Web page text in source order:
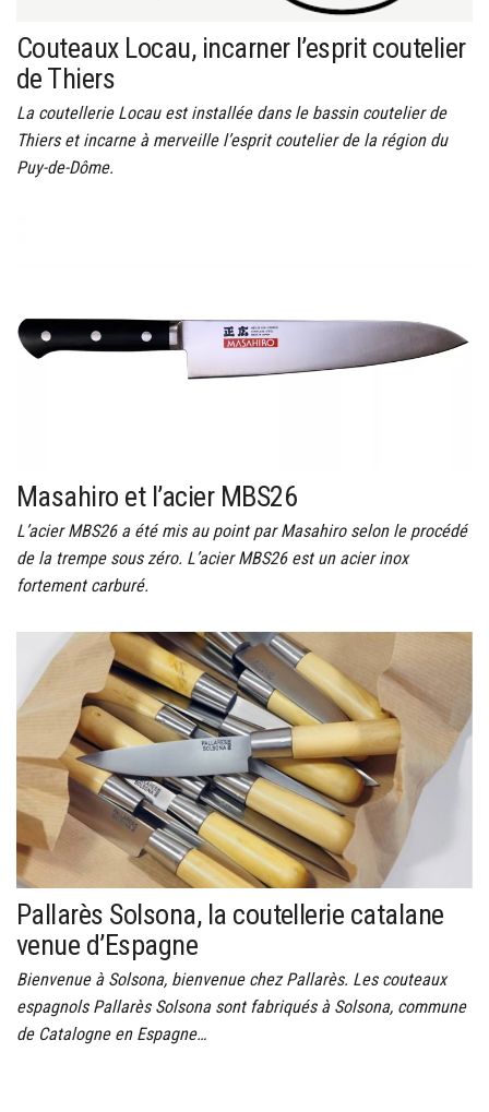
Couteaux Locau, incarner l’esprit coutelier
de Thiers
La coutellerie Locau est installée dans le bassin coutelier de
Thiers et incarne à merveille l’esprit coutelier de la région du
Puy-de-Dôme.
Masahiro et l’acier MBS26
L’acier MBS26 a été mis au point par Masahiro selon le procédé
de la trempe sous zéro. L’acier MBS26 est un acier inox
fortement carburé.
Pallarès Solsona, la coutellerie catalane
venue d’Espagne
Bienvenue à Solsona, bienvenue chez Pallarès. Les couteaux
espagnols Pallarès Solsona sont fabriqués à Solsona, commune
de Catalogne en Espagne…